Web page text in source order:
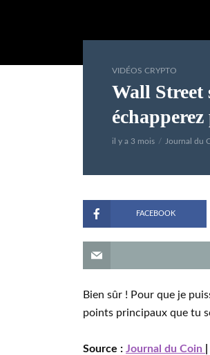
VIDÉOS CRYPTO
Wall Street
échapperez
il y a 3 mois Journal du
FACEBOOK
Bien sûr ! Pour que je
points principaux que tu
Source : Journal du Coin